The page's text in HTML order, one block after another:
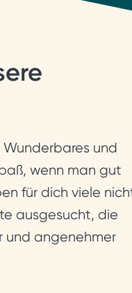
und
wenn man gut
für dich viele
ausgesucht, die
und angenehmer